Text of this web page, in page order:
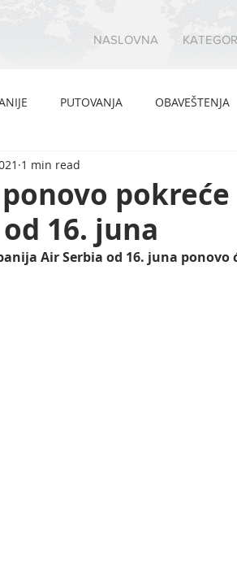
NASLOVNA
PUTOVANJA OBAVEŠTENJA
16. juna
1 min read
Air Serbia od 16. juna ponovo